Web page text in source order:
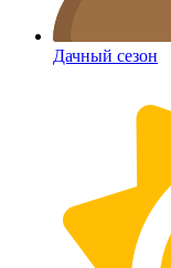
Дачный сезон